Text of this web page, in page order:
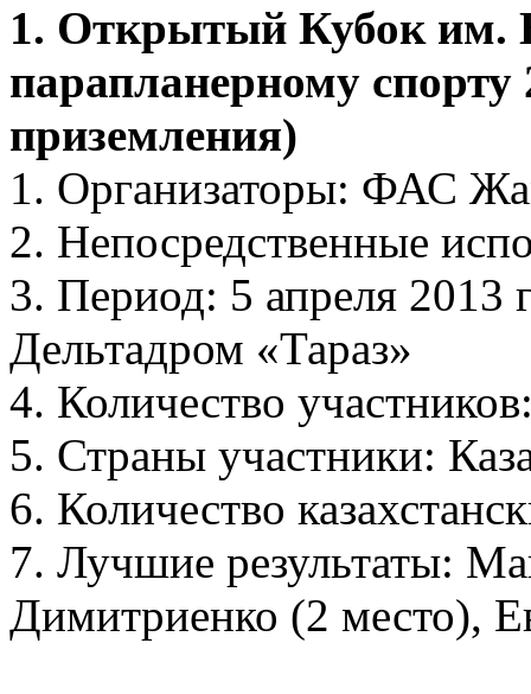
1. Открытый Кубок
парапланерному спорту
приземления)
1. Организаторы: ФАС
2. Непосредственные
3. Период: 5 апреля 2013
Дельтадром «Тараз»
4. Количество
5. Страны участники:
6. Количество
7. Лучшие результаты:
Димитриенко (2 место),